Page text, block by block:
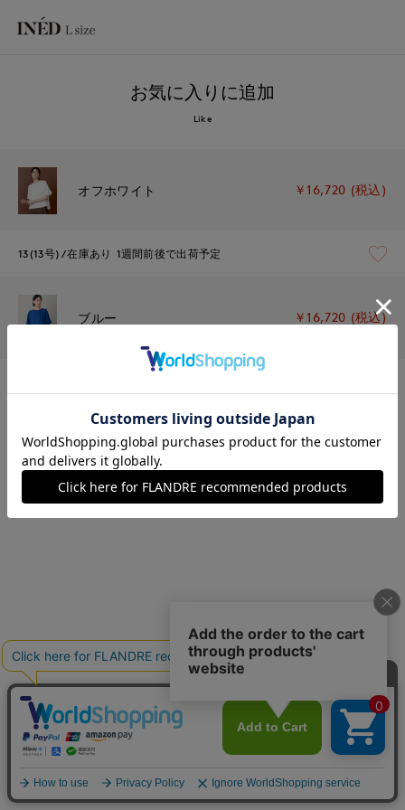
お気に入りに追加
Like
オフホワイト ￥16,720 (税込)
13(13号) 在庫あり 1週間前後で出荷予定
ブルー ￥16,720 (税込)